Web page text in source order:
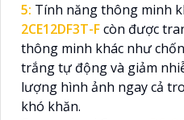
5: Tính năng thông minh
2CE12DF3T-Fcòn được
thông minh khác như
trắng tự động và giảm
lượng hình ảnh ngay cả
khó khăn.